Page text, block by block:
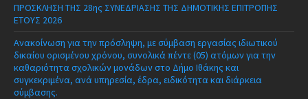
ΠΡΟΣΚΛΗΣΗ ΤΗΣ 28ης ΣΥΝΕΔΡΙΑΣΗΣ ΤΗΣ ΔΗΜΟΤΙΚΗΣ ΕΠΙΤΡΟΠΗΣ
ΕΤΟΥΣ 2026
Ανακοίνωση για την πρόσληψη, με σύμβαση εργασίας ιδιωτικού
δικαίου ορισμένου χρόνου, συνολικά πέντε (05) ατόμων για την
καθαριότητα σχολικών μονάδων στο Δήμο Ιθάκης και
συγκεκριμένα, ανά υπηρεσία, έδρα, ειδικότητα και διάρκεια
σύμβασης.